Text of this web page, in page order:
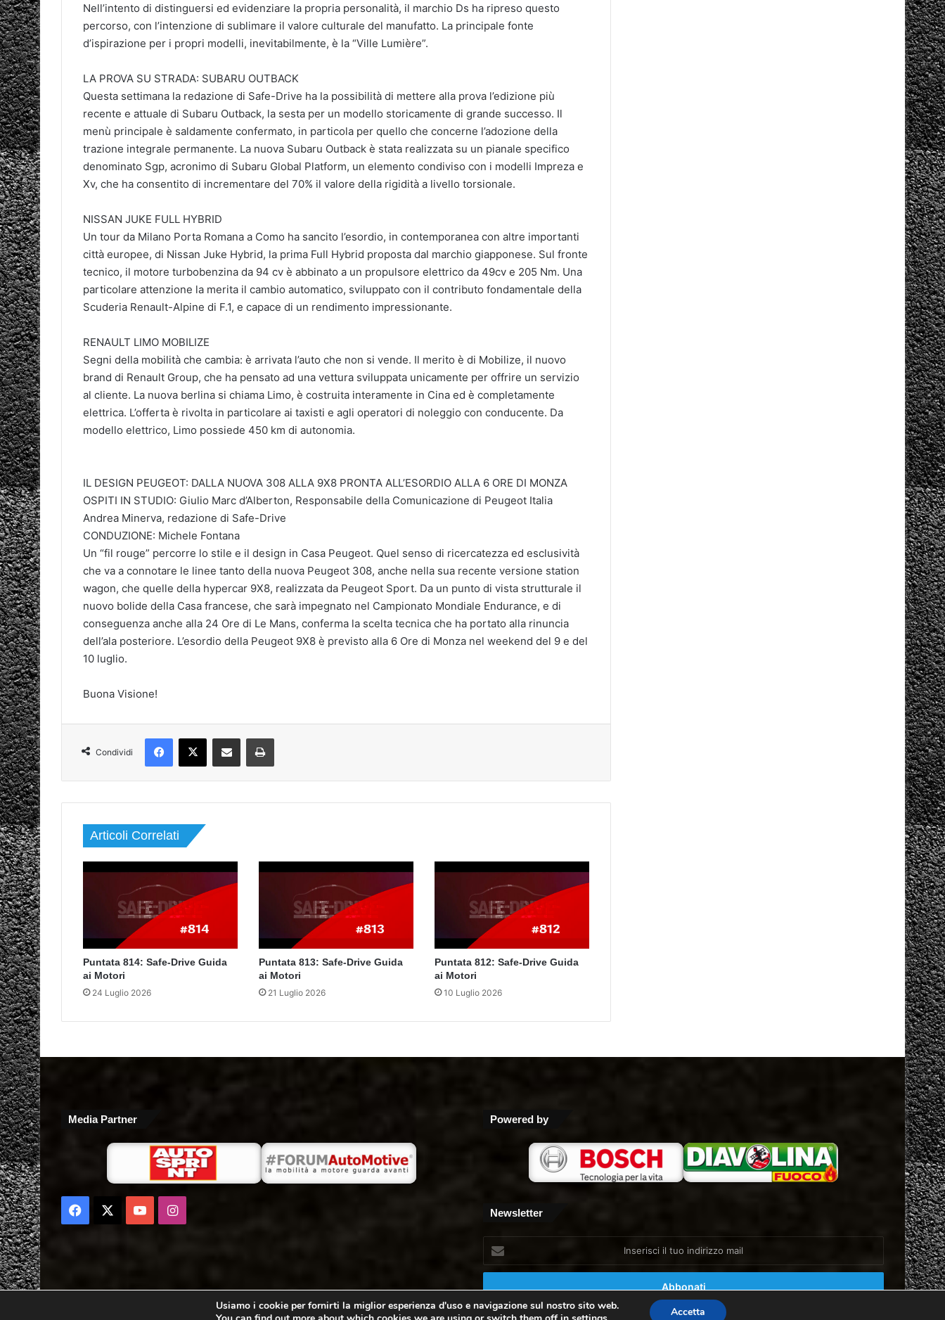
Nell’intento di distinguersi ed evidenziare la propria personalità, il marchio Ds ha ripreso questo
percorso, con l’intenzione di sublimare il valore culturale del manufatto. La principale fonte
d’ispirazione per i propri modelli, inevitabilmente, è la “Ville Lumière”.
LA PROVA SU STRADA: SUBARU OUTBACK
Questa settimana la redazione di Safe-Drive ha la possibilità di mettere alla prova l’edizione più
recente e attuale di Subaru Outback, la sesta per un modello storicamente di grande successo. Il
menù principale è saldamente confermato, in particola per quello che concerne l’adozione della
trazione integrale permanente. La nuova Subaru Outback è stata realizzata su un pianale specifico
denominato Sgp, acronimo di Subaru Global Platform, un elemento condiviso con i modelli Impreza e
Xv, che ha consentito di incrementare del 70% il valore della rigidità a livello torsionale.
NISSAN JUKE FULL HYBRID
Un tour da Milano Porta Romana a Como ha sancito l’esordio, in contemporanea con altre importanti
città europee, di Nissan Juke Hybrid, la prima Full Hybrid proposta dal marchio giapponese. Sul fronte
tecnico, il motore turbobenzina da 94 cv è abbinato a un propulsore elettrico da 49cv e 205 Nm. Una
particolare attenzione la merita il cambio automatico, sviluppato con il contributo fondamentale della
Scuderia Renault-Alpine di F.1, e capace di un rendimento impressionante.
RENAULT LIMO MOBILIZE
Segni della mobilità che cambia: è arrivata l’auto che non si vende. Il merito è di Mobilize, il nuovo
brand di Renault Group, che ha pensato ad una vettura sviluppata unicamente per offrire un servizio
al cliente. La nuova berlina si chiama Limo, è costruita interamente in Cina ed è completamente
elettrica. L’offerta è rivolta in particolare ai taxisti e agli operatori di noleggio con conducente. Da
modello elettrico, Limo possiede 450 km di autonomia.
IL DESIGN PEUGEOT: DALLA NUOVA 308 ALLA 9X8 PRONTA ALL’ESORDIO ALLA 6 ORE DI MONZA
OSPITI IN STUDIO: Giulio Marc d’Alberton, Responsabile della Comunicazione di Peugeot Italia
Andrea Minerva, redazione di Safe-Drive
CONDUZIONE: Michele Fontana
Un “fil rouge” percorre lo stile e il design in Casa Peugeot. Quel senso di ricercatezza ed esclusività
che va a connotare le linee tanto della nuova Peugeot 308, anche nella sua recente versione station
wagon, che quelle della hypercar 9X8, realizzata da Peugeot Sport. Da un punto di vista strutturale il
nuovo bolide della Casa francese, che sarà impegnato nel Campionato Mondiale Endurance, e di
conseguenza anche alla 24 Ore di Le Mans, conferma la scelta tecnica che ha portato alla rinuncia
dell’ala posteriore. L’esordio della Peugeot 9X8 è previsto alla 6 Ore di Monza nel weekend del 9 e del
10 luglio.
Buona Visione!
Condividi
Articoli Correlati
Puntata 814: Safe-Drive Guida
ai Motori
24 Luglio 2026
Puntata 813: Safe-Drive Guida
ai Motori
21 Luglio 2026
Puntata 812: Safe-Drive Guida
ai Motori
10 Luglio 2026
Media Partner
Facebook
You Instagram
Powered by
Newsletter
tuo
indirizzo
mail
Usiamo i cookie per fornirti la miglior esperienza d'uso e navigazione sul nostro sito web.
Accetta